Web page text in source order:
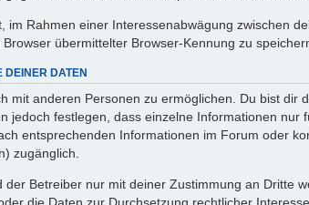
im Rahmen einer Interessenabwägung zwischen
übermittelter Browser-Kennung zu
DEINER DATEN
mit anderen Personen zu ermöglichen. Du bist
jedoch festlegen, dass einzelne Informationen
entsprechenden Informationen im Forum oder
zugänglich.
Betreiber nur mit deiner Zustimmung an Dritte